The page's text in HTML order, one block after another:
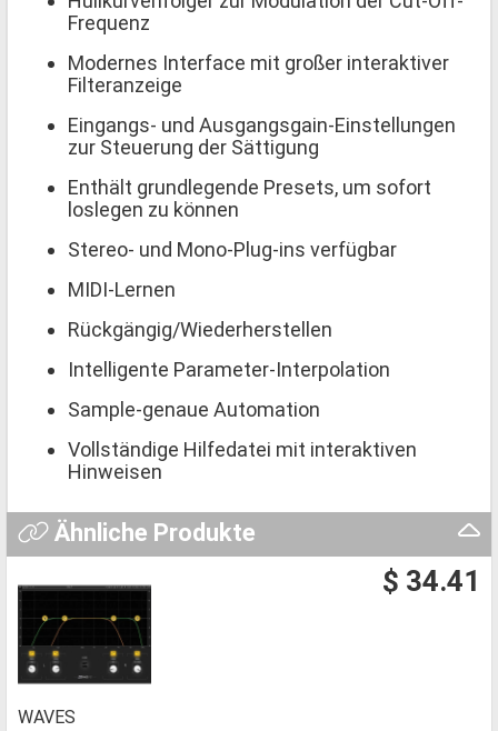
Frequenz
Modernes Interface mit großer interaktiver
Filteranzeige
Eingangs- und Ausgangsgain-Einstellungen
zur Steuerung der Sättigung
Enthält grundlegende Presets, um sofort
loslegen zu können
Stereo- und Mono-Plug-ins verfügbar
MIDI-Lernen
Rückgängig/Wiederherstellen
Intelligente Parameter-Interpolation
Sample-genaue Automation
Vollständige Hilfedatei mit interaktiven
Hinweisen
Ähnliche Produkte
$ 34.41
WAVES